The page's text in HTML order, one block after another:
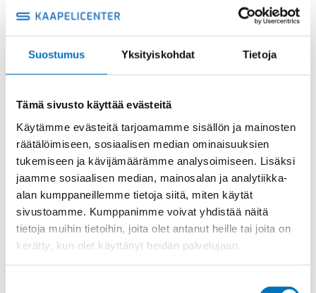
Suostumus Yksityiskohdat Tietoja
Tämä sivusto käyttää evästeitä
Käytämme evästeitä tarjoamamme sisällön ja mainosten
räätälöimiseen, sosiaalisen median ominaisuuksien
tukemiseen ja kävijämäärämme analysoimiseen. Lisäksi
jaamme sosiaalisen median, mainosalan ja analytiikka-
alan kumppaneillemme tietoja siitä, miten käytät
sivustoamme. Kumppanimme voivat yhdistää näitä
tietoja muihin tietoihin, joita olet antanut heille tai joita on
kerätty, kun olet käyttänyt heidän palvelujaan.
Saman kaapelin eri versiot
Ohjauskaapeli ÖPVC-JZ 4G16
Ohjauskaapeli ÖPVC-JZ 5G16